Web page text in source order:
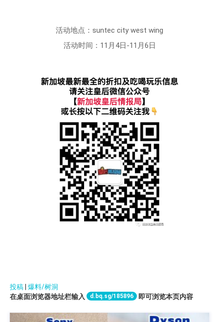
活动地点：suntec city west wing
活动时间：11月4日-11月6日
投稿| 爆料/树洞
在桌面浏览器地址栏输入
d.bq.sg/185896 即可浏览本页内容